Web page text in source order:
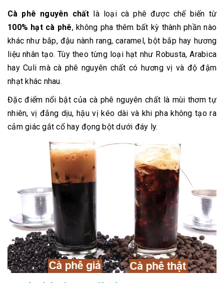
Cà phê nguyên chất là loại cà phê được chế biến từ
100% hạt cà phê, không pha thêm bất kỳ thành phần nào
khác như bắp, đậu nành rang, caramel, bột bắp hay hương
liệu nhân tạo. Tùy theo từng loại hạt như Robusta, Arabica
hay Culi mà cà phê nguyên chất có hương vị và độ đậm
nhạt khác nhau.
Đặc điểm nổi bật của cà phê nguyên chất là mùi thơm tự
nhiên, vị đắng dịu, hậu vị kéo dài và khi pha không tạo ra
cảm giác gắt cổ hay đọng bột dưới đáy ly.